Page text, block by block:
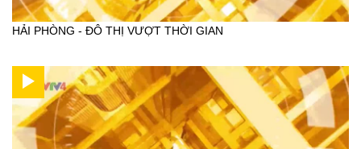
HẢI PHÒNG - ĐÔ THỊ VƯỢT THỜI GIAN